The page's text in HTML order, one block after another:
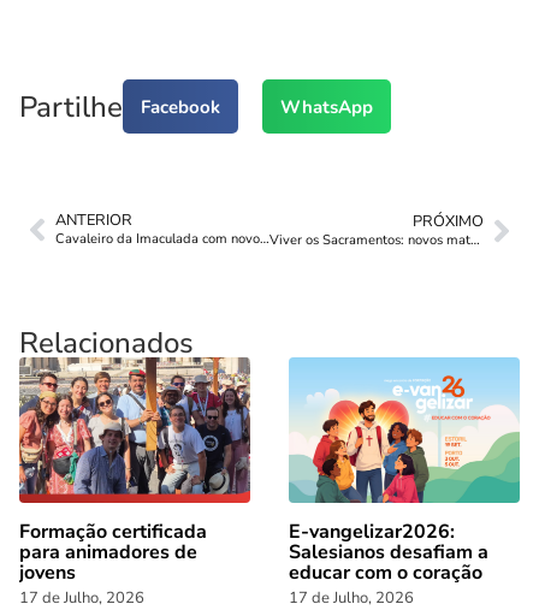
Partilhe Facebook WhatsApp
ANTERIOR
Cavaleiro da Imaculada com novo Diretor
PRÓXIMO
Viver os Sacramentos: novos materiais catequéticos para a adolescência
Relacionados
Formação certificada
para animadores de
jovens
17 de Julho, 2026
E-vangelizar2026:
Salesianos desafiam a
educar com o coração
17 de Julho, 2026